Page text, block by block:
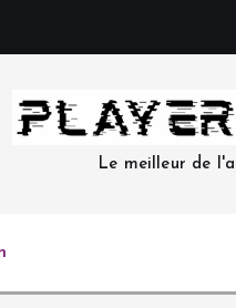
Le meilleur de